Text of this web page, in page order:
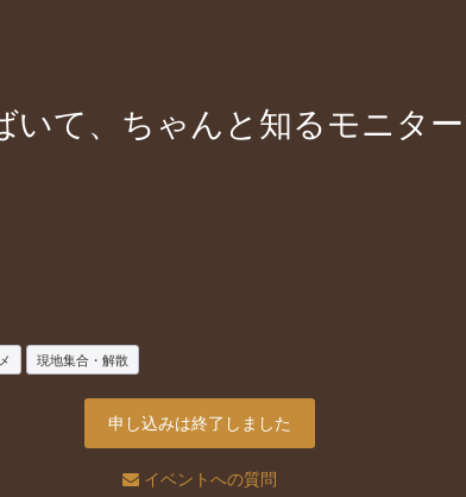
いて、ちゃんと知るモニタ
現地集合・解散
申し込みは終了しました
イベントへの質問